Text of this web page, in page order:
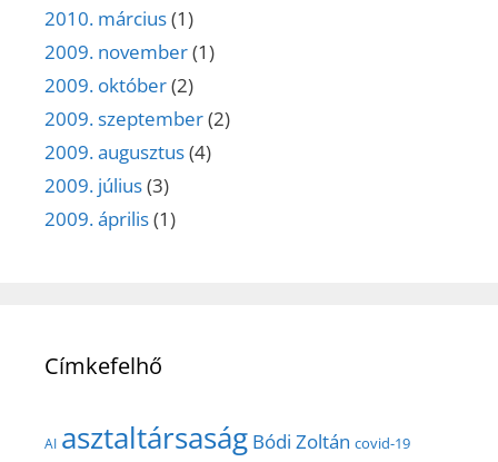
2010. március(1)
2009. november(1)
2009. október(2)
2009. szeptember(2)
2009. augusztus(4)
2009. július(3)
2009. április(1)
Címkefelhő
AI asztaltársaság Bódi Zoltán covid-19